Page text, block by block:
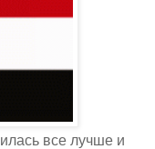
все лучше и